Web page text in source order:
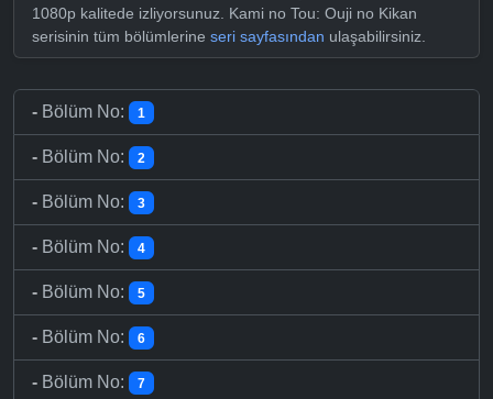
1080p kalitede izliyorsunuz. Kami no Tou: Ouji no Kikan
serisinin tüm bölümlerine seri sayfasından ulaşabilirsiniz.
- Bölüm No: 1
- Bölüm No: 2
- Bölüm No: 3
- Bölüm No: 4
- Bölüm No: 5
- Bölüm No: 6
- Bölüm No: 7